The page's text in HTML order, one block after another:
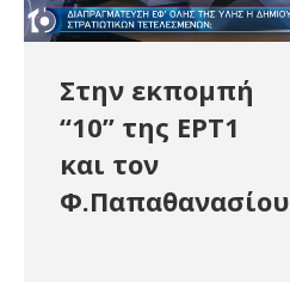
Στην εκπομπή
“10” της ΕΡΤ1
και τον
Φ.Παπαθανασίου